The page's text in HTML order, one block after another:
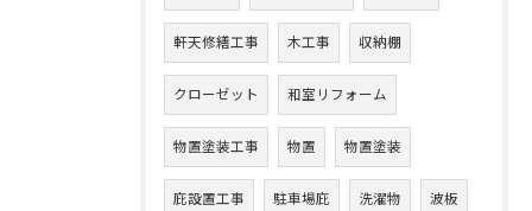
軒天修繕工事 木工事 収納棚
クローゼット 和室リフォーム
物置塗装工事 物置 物置塗装
庇設置工事 駐車場庇 洗濯物 波板